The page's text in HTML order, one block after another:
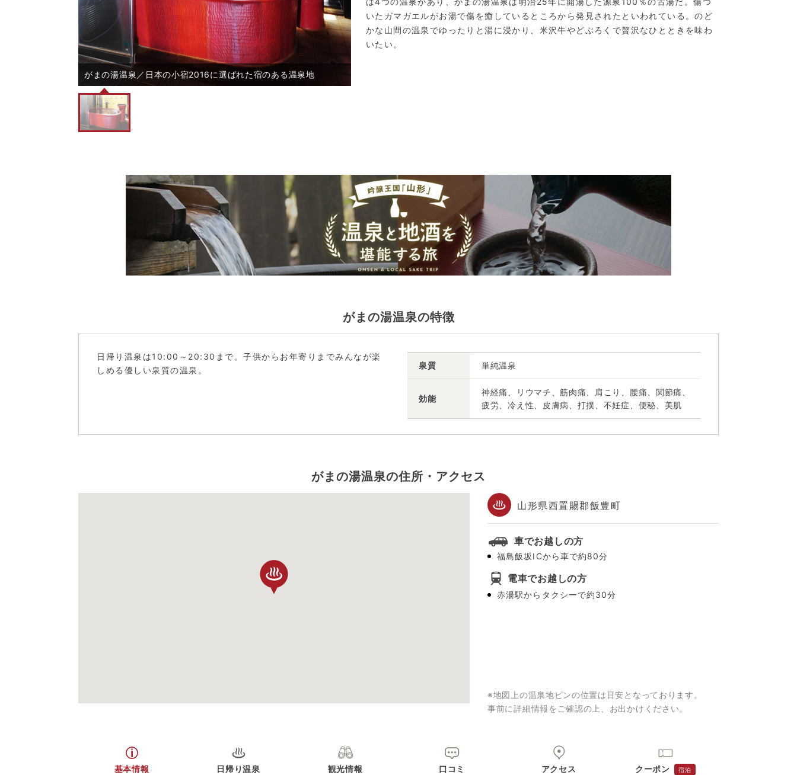
がまの湯温泉／日本の小宿2016に選ばれた宿のある温泉地
いたガマガエルがお湯で傷を癒しているところから発見されたといわれている。のど
かな山間の温泉でゆったりと湯に浸かり、米沢牛やどぶろくで贅沢なひとときを味わ
いたい。
がまの湯温泉の特徴
日帰り温泉は10:00～20:30まで。子供からお年寄りまでみんなが楽
しめる優しい泉質の温泉。
泉質 単純温泉
効能
神経痛、リウマチ、筋肉痛、肩こり、腰痛、関節痛、
疲労、冷え性、皮膚病、打撲、不妊症、便秘、美肌
がまの湯温泉の住所・アクセス
山形県西置賜郡飯豊町
車でお越しの方
福島飯坂ICから車で約80分
電車でお越しの方
赤湯駅からタクシーで約30分
※地図上の温泉地ピンの位置は目安となっております。
事前に詳細情報をご確認の上、お出かけください。
基本情報 日帰り温泉 観光情報 口コミ アクセス クーポン 宿泊